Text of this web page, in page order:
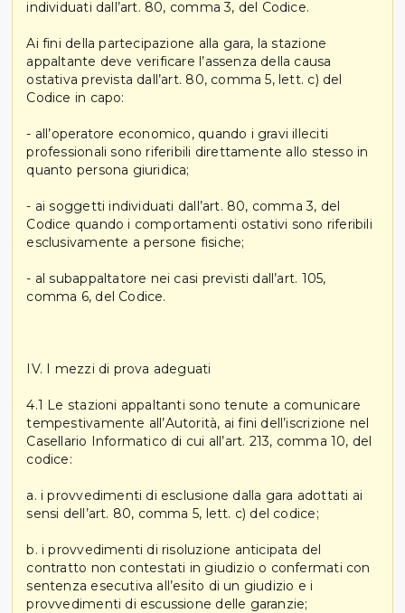
individuati dall’art. 80, comma 3, del Codice.
Ai fini della partecipazione alla gara, la stazione
appaltante deve verificare l’assenza della causa
ostativa prevista dall’art. 80, comma 5, lett. c) del
Codice in capo:
- all’operatore economico, quando i gravi illeciti
professionali sono riferibili direttamente allo stesso in
quanto persona giuridica;
- ai soggetti individuati dall’art. 80, comma 3, del
Codice quando i comportamenti ostativi sono riferibili
esclusivamente a persone fisiche;
- al subappaltatore nei casi previsti dall’art. 105,
comma 6, del Codice.
IV. I mezzi di prova adeguati
4.1 Le stazioni appaltanti sono tenute a comunicare
tempestivamente all’Autorità, ai fini dell’iscrizione nel
Casellario Informatico di cui all’art. 213, comma 10, del
codice:
a. i provvedimenti di esclusione dalla gara adottati ai
sensi dell’art. 80, comma 5, lett. c) del codice;
b. i provvedimenti di risoluzione anticipata del
contratto non contestati in giudizio o confermati con
sentenza esecutiva all’esito di un giudizio e i
provvedimenti di escussione delle garanzie;